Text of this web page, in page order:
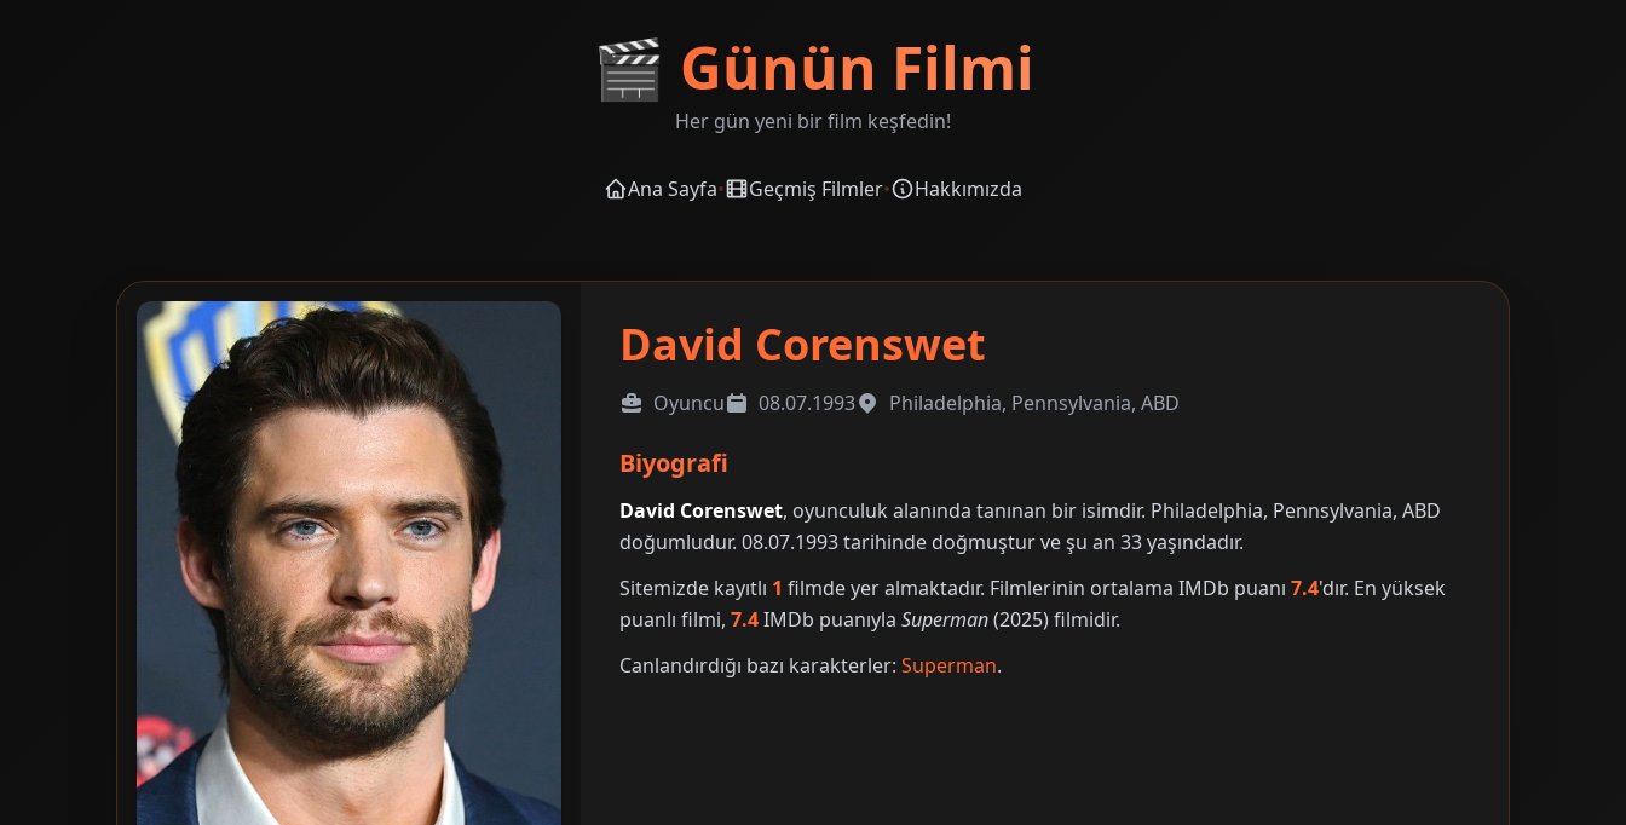
🎬 Günün Filmi
Her gün yeni bir film keşfedin!
Ana Sayfa• Geçmiş Filmler• Hakkımızda
David Corenswet
Oyuncu 08.07.1993 Philadelphia, Pennsylvania, ABD
Biyografi
David Corenswet, oyunculuk alanında tanınan bir isimdir. Philadelphia, Pennsylvania, ABD
doğumludur. 08.07.1993 tarihinde doğmuştur ve şu an 33 yaşındadır.
Sitemizde kayıtlı 1 filmde yer almaktadır. Filmlerinin ortalama IMDb puanı7.4'dır. En yüksek
puanlı filmi,7.4IMDb puanıylaSuperman(2025) filmidir.
Canlandırdığı bazı karakterler:Superman.